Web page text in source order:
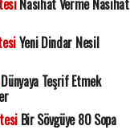
Nasihat Verme Nasihat
Yeni Dindar Nesil
Teşrif Etmek
Bir Sövgüye 80 Sopa